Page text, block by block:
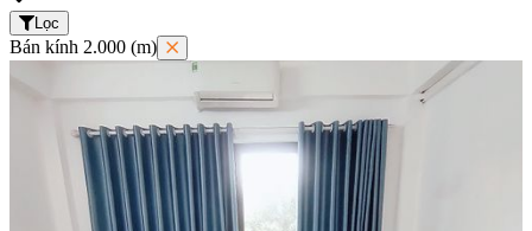
Lọc
Bán kính 2.000 (m)